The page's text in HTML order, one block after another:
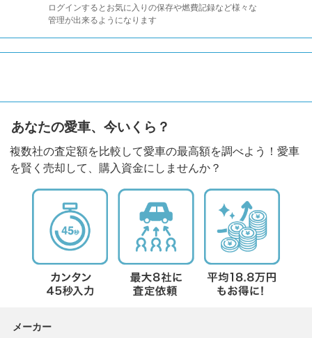
ログインするとお気に入りの保存や燃費記録など様々な
管理が出来るようになります
あなたの愛車、今いくら？
複数社の査定額を比較して愛車の最高額を調べよう！愛車
を賢く売却して、購入資金にしませんか？
メーカー